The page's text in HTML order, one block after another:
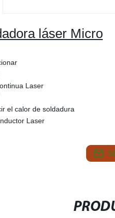
láser Micro
Laser
el calor de soldadura
Laser